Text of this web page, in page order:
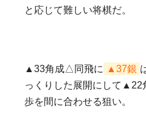
と応じて難しい将棋だ。
▲33角成△同飛に ▲37銀
っくりした展開にして
歩を間に合わせる狙い。